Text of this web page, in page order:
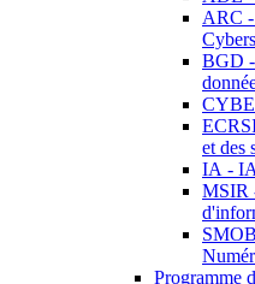
ARC -
BGD -
et des
IA -
MSIR
Programme